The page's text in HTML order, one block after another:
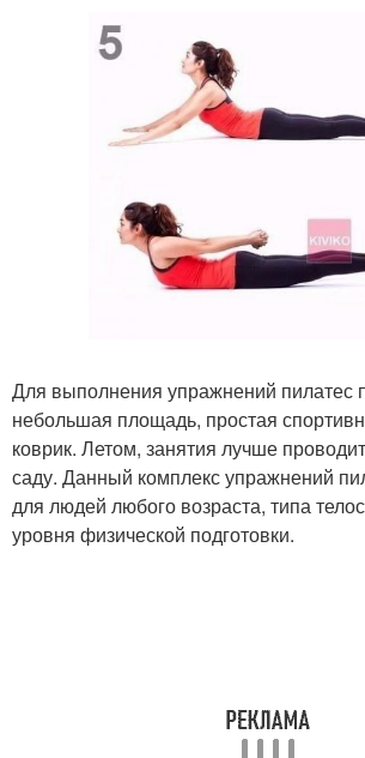
Для выполнения упражнений пилатес
небольшая площадь, простая
коврик. Летом, занятия лучше
саду. Данный комплекс упражнений
для людей любого возраста, типа
уровня физической подготовки.